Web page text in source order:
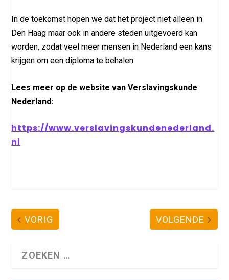
In de toekomst hopen we dat het project niet alleen in
Den Haag maar ook in andere steden uitgevoerd kan
worden, zodat veel meer mensen in Nederland een kans
krijgen om een diploma te behalen.
Lees meer op de website van Verslavingskunde
Nederland:
https://www.verslavingskundenederland.
nl
VORIG VOLGENDE